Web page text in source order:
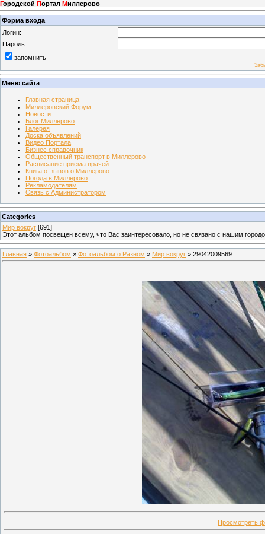
Городской Портал Миллерово
Форма входа
Логин:
Пароль:
запомнить
Меню сайта
Главная страница
Миллеровский Форум
Новости
Блог Миллерово
Галерея
Доска объявлений
Видео Портала
Бизнес справочник
Общественный транспорт в Миллерово
Расписание приема врачей
Книга отзывов о Миллерово
Погода в Миллерово
Рекламодателям
Связь с Администратором
Categories
Мир вокруг [691]
Этот альбом посвещен всему, что Вас заинтересовало, но не связано с нашим
Главная » Фотоальбом » Фотоальбом о Разном » Мир вокруг » 29042009569
Просмотреть